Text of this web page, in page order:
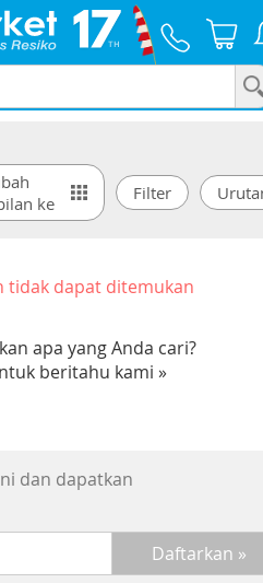
×
ke
tidak dapat ditemukan
apa yang Anda cari?
beritahu kami »
dan dapatkan